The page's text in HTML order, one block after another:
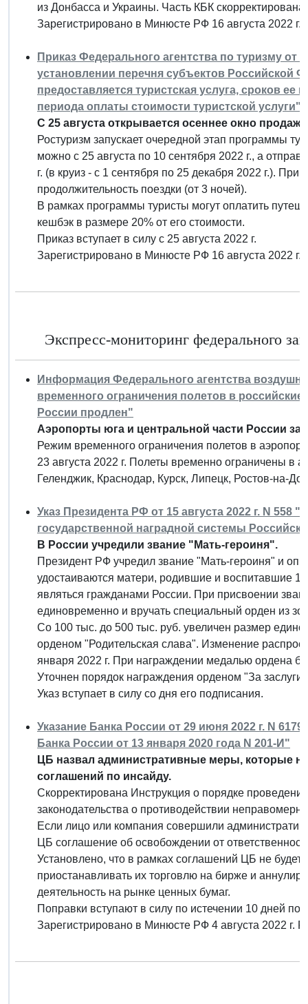
из Донбасса и Украины. Часть КБК скорректирована.
Зарегистрировано в Минюсте РФ 16 августа 2022
Приказ Федерального агентства по туризму от
установлении перечня субъектов Российской
предоставляется туристская услуга, сроков ее
периода оплаты стоимости туристской услуги"
С 25 августа открывается осеннее окно продаж
Ростуризм запускает очередной этап программы
можно с 25 августа по 10 сентября 2022 г., а
г. (в круиз - с 1 сентября по 25 декабря 2022 г.).
продолжительность поездки (от 3 ночей).
В рамках программы туристы могут оплатить
кешбэк в размере 20% от его стоимости.
Приказ вступает в силу с 25 августа 2022 г.
Зарегистрировано в Минюсте РФ 16 августа 2022
Экспресс-мониторинг федерального
Информация Федерального агентства
временного ограничения полетов в
России продлен"
Аэропорты юга и центральной части России
Режим временного ограничения полетов в
23 августа 2022 г. Полеты временно ограничены в
Геленджик, Краснодар, Курск, Липецк, Ростов-на-
Указ Президента РФ от 15 августа 2022 г. N
государственной наградной системы
В России учредили звание "Мать-героиня".
Президент РФ учредил звание "Мать-героиня" и
удостаиваются матери, родившие и воспитавшие
являться гражданами России. При присвоении
единовременно и вручать специальный орден из
Со 100 тыс. до 500 тыс. руб. увеличен размер
орденом "Родительская слава". Изменение
января 2022 г. При награждении медалью ордена
Уточнен порядок награждения орденом "За заслуги
Указ вступает в силу со дня его подписания.
Указание Банка России от 29 июня 2022 г. N
Банка России от 13 января 2020 года N 201-И"
ЦБ назвал административные меры, которые
соглашений по инсайду.
Скорректирована Инструкция о порядке
законодательства о противодействии
Если лицо или компания совершили
ЦБ соглашение об освобождении от
Установлено, что в рамках соглашений ЦБ не
приостанавливать их торговлю на бирже и
деятельность на рынке ценных бумаг.
Поправки вступают в силу по истечении 10 дней
Зарегистрировано в Минюсте РФ 4 августа 2022 г.